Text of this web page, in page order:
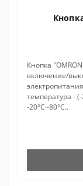
Кнопка
включение/
температура -
-20°C~80°C..